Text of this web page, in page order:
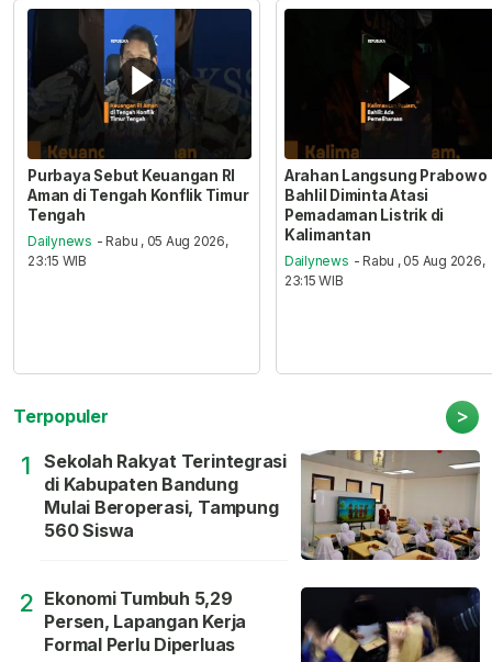
Purbaya Sebut Keuangan RI
Aman di Tengah Konflik Timur
Tengah
Dailynews - Rabu , 05 Aug 2026,
23:15 WIB
Arahan Langsung Prabowo
Bahlil Diminta Atasi
Pemadaman Listrik di
Kalimantan
Dailynews - Rabu , 05 Aug 2026,
23:15 WIB
Terpopuler >
1
Sekolah Rakyat Terintegrasi
di Kabupaten Bandung
Mulai Beroperasi, Tampung
560 Siswa
2 Ekonomi Tumbuh 5,29
Persen, Lapangan Kerja
Formal Perlu Diperluas